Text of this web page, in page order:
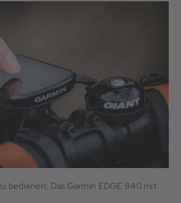
bedienen: Das Garmin EDGE 840 mit